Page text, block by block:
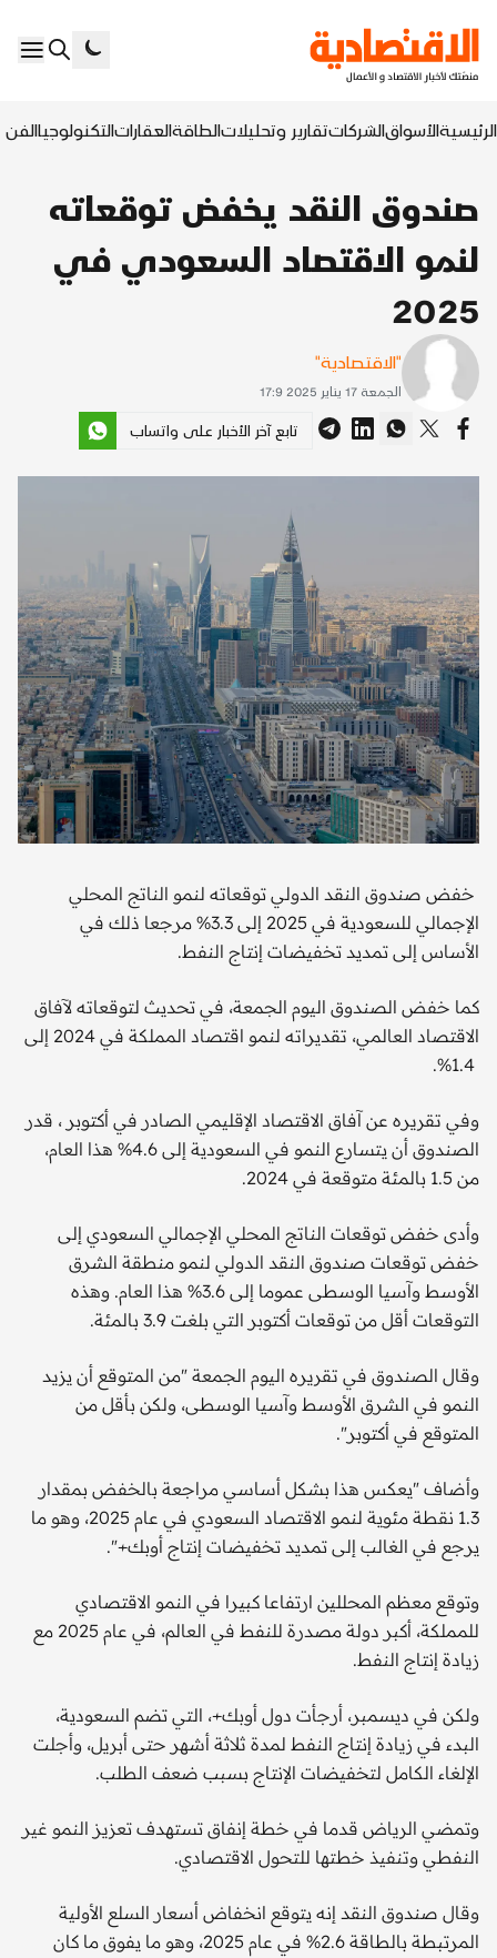
الرئيسيةالأسواقالشركاتتقارير وتحليلاتالطاقةالعقاراتالتكنولوجياالفن
صندوق النقد يخفض توقعاته
لنمو الاقتصاد السعودي في
2025
"الاقتصادية"
الجمعة 17 يناير 2025 17:9
تابع آخر الأخبار على واتساب
خفض صندوق النقد الدولي توقعاته لنمو الناتج المحلي
الإجمالي للسعودية في 2025 إلى3.3‭‭‭ ‬‬‬% مرجعا ذلك في
الأساس إلى تمديد تخفيضات إنتاج النفط.
كما خفض الصندوق اليوم الجمعة، في تحديث لتوقعاته لآفاق
الاقتصاد العالمي، تقديراته لنمو اقتصاد المملكة في 2024 إلى
وفي تقريره عن آفاق الاقتصاد الإقليمي الصادر في أكتوبر ، قدر
الصندوق أن يتسارع النمو في السعودية إلى 4.6% هذا العام،
من 1.5 بالمئة متوقعة في 2024.
وأدى خفض توقعات الناتج المحلي الإجمالي السعودي إلى
خفض توقعات صندوق النقد الدولي لنمو منطقة الشرق
الأوسط وآسيا الوسطى عموما إلى 3.6% هذا العام. وهذه
التوقعات أقل من توقعات أكتوبر التي بلغت 3.9 بالمئة.
وقال الصندوق في تقريره اليوم الجمعة "من المتوقع أن يزيد
النمو في الشرق الأوسط وآسيا الوسطى، ولكن بأقل من
المتوقع في أكتوبر".
وأضاف "يعكس هذا بشكل أساسي مراجعة بالخفض بمقدار
1.3 نقطة مئوية لنمو الاقتصاد السعودي في عام 2025، وهو ما
يرجع في الغالب إلى تمديد تخفيضات إنتاج أوبك+".
وتوقع معظم المحللين ارتفاعا كبيرا في النمو الاقتصادي
للمملكة، أكبر دولة مصدرة للنفط في العالم، في عام 2025 مع
زيادة إنتاج النفط.
ولكن في ديسمبر، أرجأت دول أوبك+، التي تضم السعودية،
البدء في زيادة إنتاج النفط لمدة ثلاثة أشهر حتى أبريل، وأجلت
الإلغاء الكامل لتخفيضات الإنتاج بسبب ضعف الطلب.
وتمضي الرياض قدما في خطة إنفاق تستهدف تعزيز النمو غير
النفطي وتنفيذ خطتها للتحول الاقتصادي.
وقال صندوق النقد إنه يتوقع انخفاض أسعار السلع الأولية
المرتبطة بالطاقة 2.6% في عام 2025، وهو ما يفوق ما كان